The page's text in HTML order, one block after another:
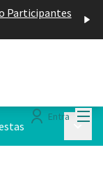
Participantes
Entra